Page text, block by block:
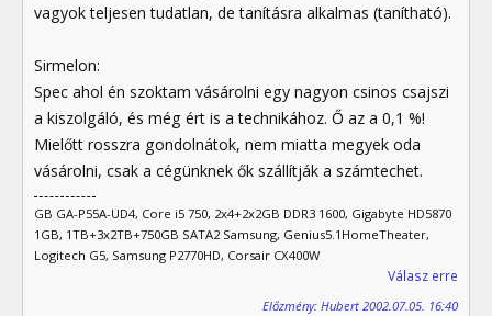
vagyok teljesen tudatlan, de tanításra alkalmas (tanítható).
Sirmelon:
Spec ahol én szoktam vásárolni egy nagyon csinos csajszi
a kiszolgáló, és még ért is a technikához. Ő az a 0,1 %!
Mielőtt rosszra gondolnátok, nem miatta megyek oda
vásárolni, csak a cégünknek ők szállítják a számtechet.
GB GA-P55A-UD4, Core i5 750, 2x4+2x2GB DDR3 1600, Gigabyte HD5870
1GB, 1TB+3x2TB+750GB SATA2 Samsung, Genius5.1HomeTheater,
Logitech G5, Samsung P2770HD, Corsair CX400W
Válasz erre
Előzmény: Hubert 2002.07.05. 16:40